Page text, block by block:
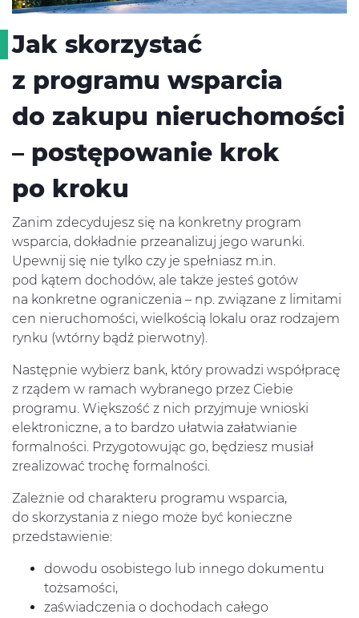
O Firmie
Nasze doświadczenie
Jak skorzystać
z programu wsparcia
do zakupu nieruchomości
– postępowanie krok
po kroku
Zanim zdecydujesz się na konkretny program
wsparcia, dokładnie przeanalizuj jego warunki.
Upewnij się nie tylko czy je spełniasz m.in.
pod kątem dochodów, ale także jesteś gotów
na konkretne ograniczenia – np. związane z limitami
cen nieruchomości, wielkością lokalu oraz rodzajem
rynku (wtórny bądź pierwotny).
Następnie wybierz bank, który prowadzi współpracę
z rządem w ramach wybranego przez Ciebie
programu. Większość z nich przyjmuje wnioski
elektroniczne, a to bardzo ułatwia załatwianie
formalności. Przygotowując go, będziesz musiał
zrealizować trochę formalności.
Zależnie od charakteru programu wsparcia,
do skorzystania z niego może być konieczne
przedstawienie:
dowodu osobistego lub innego dokumentu
tożsamości,
zaświadczenia o dochodach całego